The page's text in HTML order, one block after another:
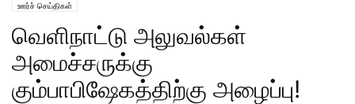
ஊர்ச் செய்திகள்
வெளிநாட்டு அலுவல்கள்
அமைச்சருக்கு
கும்பாபிஷேகத்திற்கு அழைப்பு!